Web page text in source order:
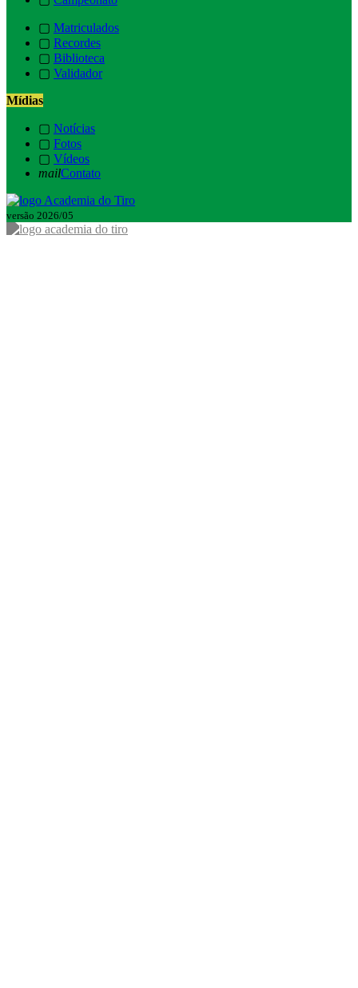
▢ Matriculados
▢ Recordes
▢ Biblioteca
▢ Validador
Mídias
▢ Notícias
▢ Fotos
▢ Vídeos
mailContato
versão 2026/05